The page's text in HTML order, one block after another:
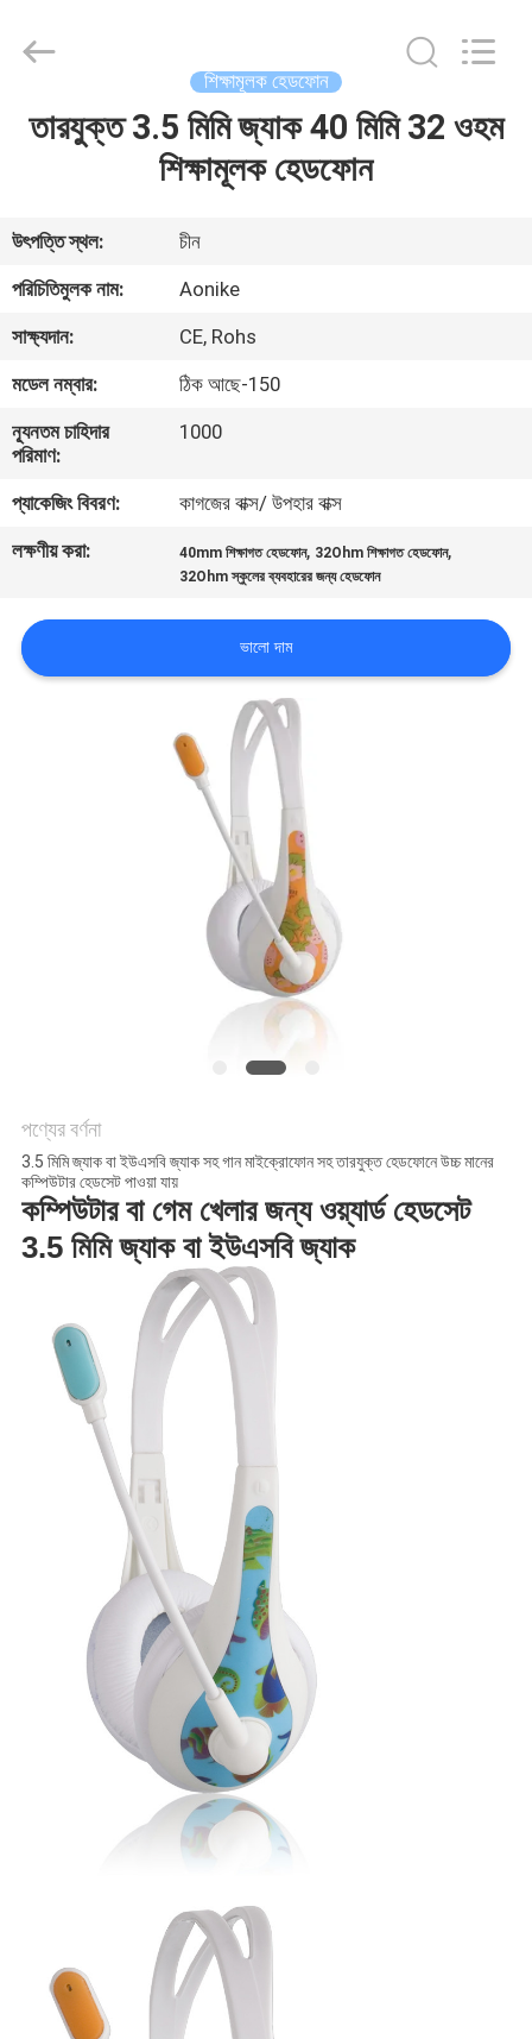
বাড়ি
আমাদের
সম্পর্কে
কারখানা
ভ্রমণ
মান
নিয়ন্ত্রণ
আমাদের
সাথে
PRIVACY
POLICY
Co,ltd.
শিক্ষামূলক হেডফোন
তারযুক্ত 3.5 মিমি জ্যাক 40 মিমি 32 ওহম
শিক্ষামূলক হেডফোন
উৎপত্তি স্থল:
চীন
পরিচিতিমুলক নাম:
Aonike
সাক্ষ্যদান:
CE, Rohs
মডেল নম্বার:
ঠিক আছে-150
ন্যূনতম চাহিদার
পরিমাণ:
1000
প্যাকেজিং বিবরণ:
কাগজের বাক্স/ উপহার বাক্স
লক্ষণীয় করা:
40mm শিক্ষাগত হেডফোন, 32Ohm শিক্ষাগত হেডফোন,
32Ohm স্কুলের ব্যবহারের জন্য হেডফোন
ভালো দাম
পণ্যের বর্ণনা
3.5 মিমি জ্যাক বা ইউএসবি জ্যাক সহ গান মাইক্রোফোন সহ তারযুক্ত হেডফোনে উচ্চ মানের
কম্পিউটার হেডসেট পাওয়া যায়
কম্পিউটার বা গেম খেলার জন্য ওয়্যার্ড হেডসেট
3.5 মিমি জ্যাক বা ইউএসবি জ্যাক